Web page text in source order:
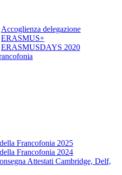
Accoglienza delegazione
ERASMUS+
ERASMUSDAYS 2020
Francofonia 2025
Francofonia 2024
Attestati Cambridge, Delf,